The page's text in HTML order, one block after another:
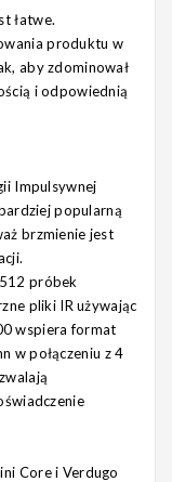
łatwe.
produktu w
aby zdominował
i odpowiednią
Impulsywnej
popularną
brzmienie jest
próbek
pliki IR używając
wspiera format
w połączeniu z 4
Core i Verdugo